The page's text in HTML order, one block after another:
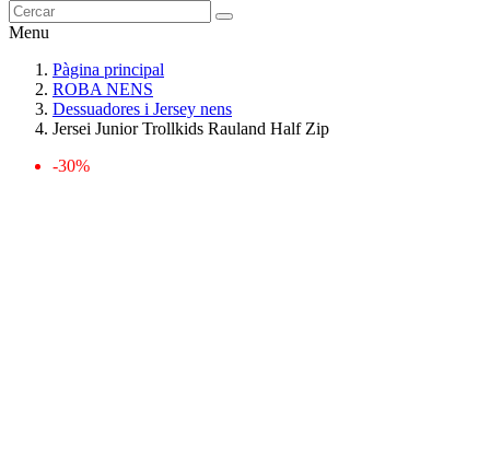
Menu
Pàgina principal
ROBA NENS
Dessuadores i Jersey nens
Jersei Junior Trollkids Rauland Half Zip
-30%